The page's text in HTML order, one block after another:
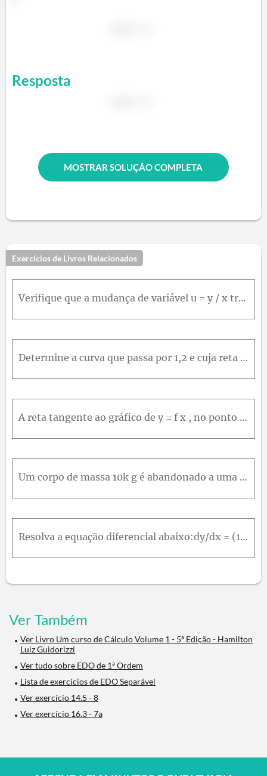
Resposta
MOSTRAR SOLUÇÃO COMPLETA
Exercícios de Livros Relacionados
Verifique que a mudança de variável u = y / x transforma a equação dy/dx = y / (x + y) na de variáveis separáveis du/dx = - (u^2) / (1 + u) x . Determine, então, soluções (na forma implícita) da equaç
Determine a curva que passa por 1,2 e cuja reta tangente x , y intercepta o eixo x no ponto de abcissa x 2 .
A reta tangente ao gráfico de y = f x , no ponto x , y , intercepta o eixo y no ponto de ordenada xy. Determine f sabendo que f 1 = 1
Um corpo de massa 10k g é abandonado a uma certa altura. Sabe-se que as únicas forças atuando sobre ele são o seu peso e uma força de resistência proporcional à velocidade. Admitindo-se que 1 segundo
Resolva a equação diferencial abaixo:dy/dx = (1 + y^2) / x, x0
Ver Também
Ver Livro Um curso de Cálculo Volume 1 - 5ª Edição - Hamilton
Luiz Guidorizzi
Ver tudo sobre EDO de 1ª Ordem
Lista de exercícios de EDO Separável
Ver exercício 14.5 - 8
Ver exercício 16.3 - 7a